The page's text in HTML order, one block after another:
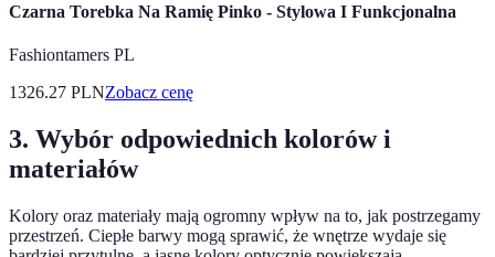
Czarna Torebka Na Ramię Pinko - Stylowa I Funkcjonalna
Fashiontamers PL
1326.27 PLNZobacz cenę
3. Wybór odpowiednich kolorów i
materiałów
Kolory oraz materiały mają ogromny wpływ na to, jak postrzegamy
przestrzeń. Ciepłe barwy mogą sprawić, że wnętrze wydaje się